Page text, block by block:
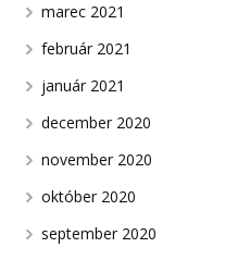
marec 2021
február 2021
január 2021
december 2020
november 2020
október 2020
september 2020